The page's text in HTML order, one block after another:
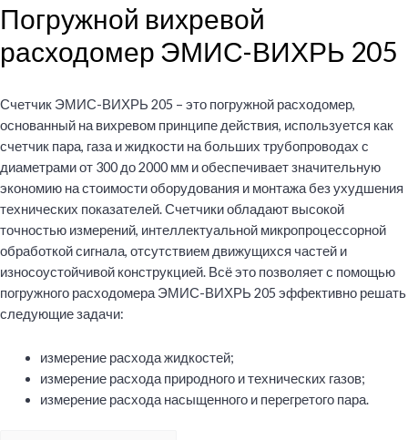
Погружной вихревой
расходомер ЭМИС-ВИХРЬ 205
Счетчик ЭМИС-ВИХРЬ 205 – это погружной расходомер,
основанный на вихревом принципе действия, используется как
счетчик пара, газа и жидкости на больших трубопроводах с
диаметрами от 300 до 2000 мм и обеспечивает значительную
экономию на стоимости оборудования и монтажа без ухудшения
технических показателей. Счетчики обладают высокой
точностью измерений, интеллектуальной микропроцессорной
обработкой сигнала, отсутствием движущихся частей и
износоустойчивой конструкцией. Всё это позволяет с помощью
погружного расходомера ЭМИС-ВИХРЬ 205 эффективно решать
следующие задачи:
измерение расхода жидкостей;
измерение расхода природного и технических газов;
измерение расхода насыщенного и перегретого пара.